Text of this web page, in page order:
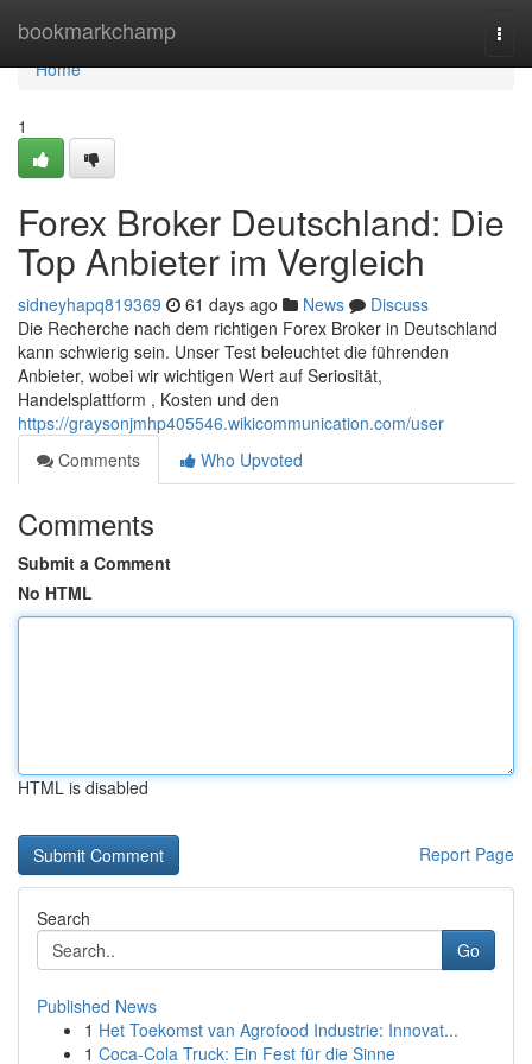
bookmarkchamp
Home
Home
1
Forex Broker Deutschland: Die
Top Anbieter im Vergleich
sidneyhapq819369 61 days ago News
Discuss
Die Recherche nach dem richtigen Forex Broker in Deutschland
kann schwierig sein. Unser Test beleuchtet die führenden
Anbieter, wobei wir wichtigen Wert auf Seriosität,
Handelsplattform , Kosten und den
https://graysonjmhp405546.wikicommunication.com/user
Comments
Who Upvoted
Comments
Submit a Comment
No HTML
HTML is disabled
Report Page
Search
Go
Published News
1 Het Toekomst van Agrofood Industrie: Innovat...
1 Coca-Cola Truck: Ein Fest für die Sinne